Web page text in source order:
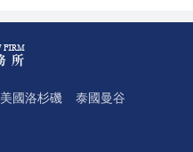
美國洛杉磯
泰國曼谷